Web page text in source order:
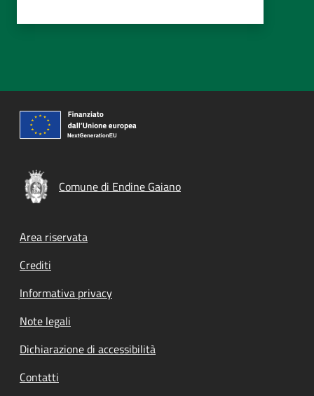
Comune di Endine Gaiano
Footer menu
Area riservata
Crediti
Informativa privacy
Note legali
Dichiarazione di accessibilità
Contatti